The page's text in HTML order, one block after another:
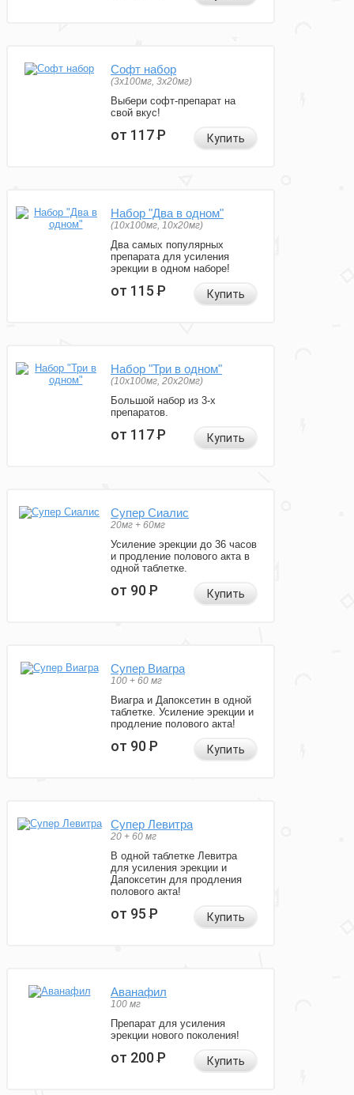
Софт набор
(3x100мг, 3x20мг)
Выбери софт-препарат на
свой вкус!
от 117Р Купить
Набор "Два в одном"
(10x100мг, 10x20мг)
Два самых популярных
препарата для усиления
эрекции в одном наборе!
от 115Р Купить
Набор "Три в одном"
(10x100мг, 20x20мг)
Большой набор из 3-х
препаратов.
от 117Р Купить
Супер Сиалис
20мг + 60мг
Усиление эрекции до 36 часов
и продление полового акта в
одной таблетке.
от 90Р Купить
Супер Виагра
100 + 60 мг
Виагра и Дапоксетин в одной
таблетке. Усиление эрекции и
продление полового акта!
от 90Р Купить
Супер Левитра
20 + 60 мг
В одной таблетке Левитра
для усиления эрекции и
Дапоксетин для продления
полового акта!
от 95Р Купить
Аванафил
100 мг
Препарат для усиления
эрекции нового поколения!
от 200Р Купить